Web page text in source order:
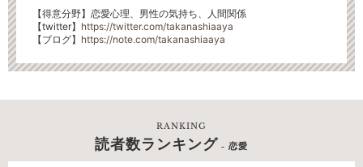
【得意分野】恋愛心理、男性の気持ち、人間関係
【twitter】 https://twitter.com/takanashiaaya
【ブログ】 https://note.com/takanashiaaya
RANKING
読者数ランキング - 恋愛